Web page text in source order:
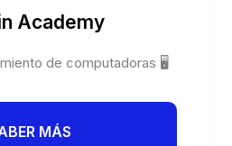
Academy
de computadoras 🖥️
MÁS